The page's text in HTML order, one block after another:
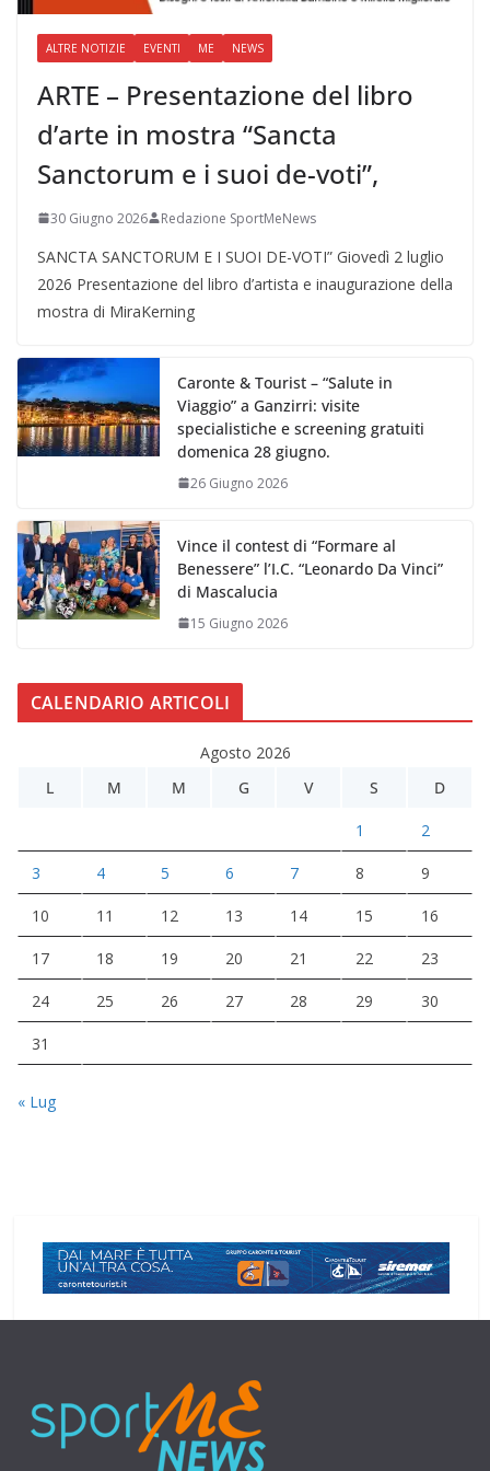
ALTRE NOTIZIE EVENTI ME NEWS
ARTE – Presentazione del libro
d’arte in mostra “Sancta
Sanctorum e i suoi de-voti”,
30 Giugno 2026 Redazione SportMeNews
SANCTA SANCTORUM E I SUOI DE-VOTI” Giovedì 2 luglio
2026 Presentazione del libro d’artista e inaugurazione della
mostra di MiraKerning
Caronte & Tourist – “Salute in
Viaggio” a Ganzirri: visite
specialistiche e screening gratuiti
domenica 28 giugno.
26 Giugno 2026
Vince il contest di “Formare al
Benessere” l’I.C. “Leonardo Da Vinci”
di Mascalucia
15 Giugno 2026
CALENDARIO ARTICOLI
Agosto 2026
L
M M G V S D
1 2
3 4 5 6 7 8 9
10 11 12 13 14 15 16
17 18 19 20 21 22 23
24 25 26 27 28 29 30
31
« Lug